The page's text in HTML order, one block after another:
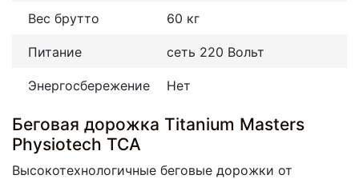
Вес брутто 60 кг
Питание сеть 220 Вольт
Энергосбережение Нет
Беговая дорожка Titanium Masters
Physiotech TCA
Высокотехнологичные беговые дорожки от